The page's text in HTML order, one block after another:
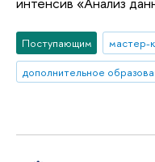
Поступающим мастер-
дополнительное